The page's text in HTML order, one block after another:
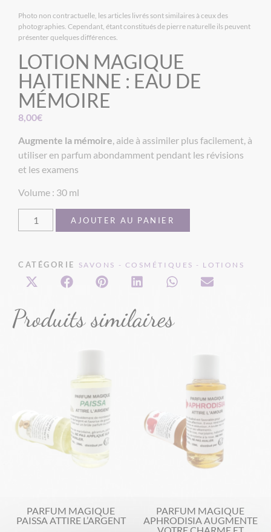
Photo non contractuelle, les articles livrés sont similaires à ceux des
photographies. Cependant, étant constitués de pierre naturelle ils peuvent
présenter quelques différences.
LOTION MAGIQUE
HAITIENNE : EAU DE
MÉMOIRE
8,00€
Augmente la mémoire, aide à assimiler plus facilement, à
utiliser en parfum abondamment pendant les révisions
et les examens
Volume : 30 ml
AJOUTER AU PANIER
CATÉGORIE SAVONS - COSMÉTIQUES - LOTIONS
Produits similaires
PARFUM MAGIQUE
PAISSA ATTIRE L’ARGENT
PARFUM MAGIQUE
APHRODISIA AUGMENTE
VOTRE CHARME ET